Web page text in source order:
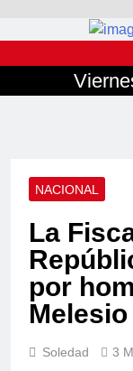
NACIONAL
La
por
Soledad 3